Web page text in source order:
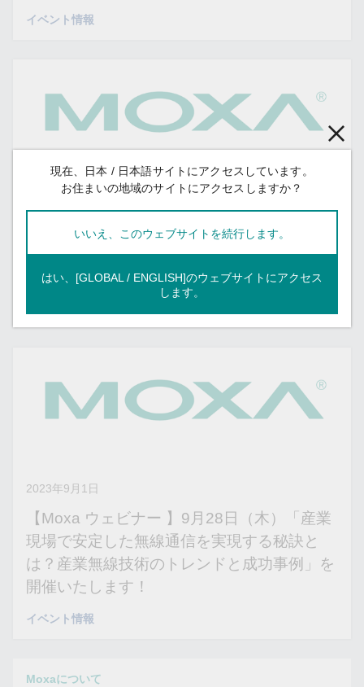
イベント情報
【Moxa ウェビナー 】10月26日（木）「シ
ンプル！産業ネットワーク管理入門2023」
を開催いたします！
2023年9月1日
【Moxa ウェビナー 】9月28日（木）「産業
現場で安定した無線通信を実現する秘訣と
は？産業無線技術のトレンドと成功事例」を
開催いたします！
イベント情報
Moxaについて
現在、日本 / 日本語サイトにアクセスしています。
お住まいの地域のサイトにアクセスしますか？
いいえ、このウェブサイトを続行します。
はい、[GLOBAL / ENGLISH]のウェブサイトにアクセス
します。